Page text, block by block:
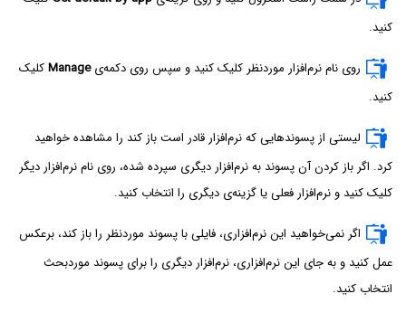
کنید.
روی نام نرم‌افزار موردنظر کلیک کنید و سپس روی دکمه‌یManageکلیک
کنید.
لیستی از پسوندهایی که نرم‌افزار قادر است باز کند را مشاهده خواهید
کرد. اگر باز کردن آن پسوند به نرم‌افزار دیگری سپرده شده، روی نام نرم‌افزار دیگر
کلیک کنید و نرم‌افزار فعلی یا گزینه‌ی دیگری را انتخاب کنید.
اگر نمی‌خواهید این نرم‌افزاری، فایلی با پسوند موردنظر را باز کند، برعکس
عمل کنید و به جای این نرم‌افزاری، نرم‌افزار دیگری را برای پسوند موردبحث
انتخاب کنید.